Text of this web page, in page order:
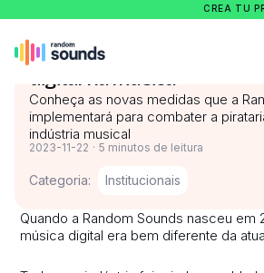
CREA TU
Nosso compromisso
digital na música
Conheça as novas medidas que a
implementará para combater a
indústria musical
2023-11-22 · 5 minutos de leitura
Categoria: Institucionais
Quando a Random Sounds nasceu em
música digital era bem diferente da